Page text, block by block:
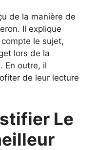
de la manière de
Il explique
le sujet,
lors de la
En outre, il
de leur lecture
Le